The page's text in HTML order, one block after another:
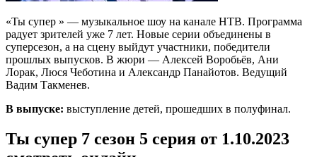
«Ты супер » — музыкальное шоу на канале НТВ. Программа
радует зрителей уже 7 лет. Новые серии объединены в
суперсезон, а на сцену выйдут участники, победители
прошлых выпусков. В жюри — Алексей Воробьёв, Ани
Лорак, Люся Чеботина и Александр Панайотов. Ведущий
Вадим Такменев.
В выпуске: выступление детей, прошедших в полуфинал.
Ты супер 7 сезон 5 серия от 1.10.2023